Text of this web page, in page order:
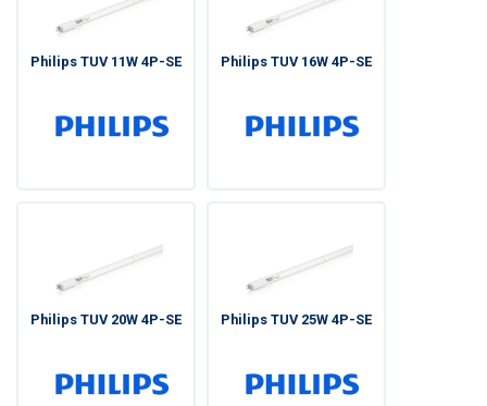
Philips TUV 11W 4P-SE Philips TUV 16W 4P-SE
Philips TUV 20W 4P-SE Philips TUV 25W 4P-SE